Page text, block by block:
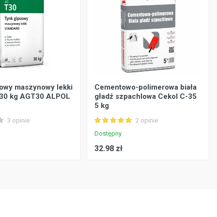
maszynowy lekki
kg AGT30 ALPOL
3 opinie
Cementowo-polimerowa biała
gładź szpachlowa Cekol C-35
5 kg
2 opinie
Dostępny
32.98 zł